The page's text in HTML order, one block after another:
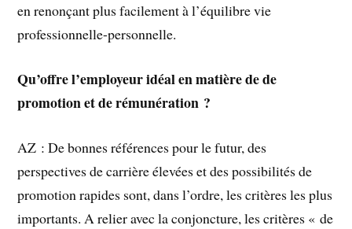
en renonçant plus facilement à l’équilibre vie
professionnelle-personnelle.
Qu’offre l’employeur idéal en matière de de
promotion et de rémunération ?
AZ : De bonnes références pour le futur, des
perspectives de carrière élevées et des possibilités de
promotion rapides sont, dans l’ordre, les critères les plus
importants. A relier avec la conjoncture, les critères « de